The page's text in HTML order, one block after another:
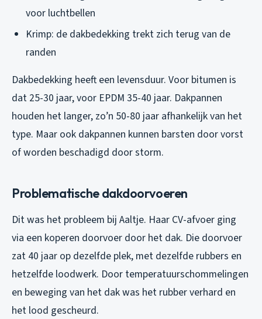
voor luchtbellen
Krimp: de dakbedekking trekt zich terug van de
randen
Dakbedekking heeft een levensduur. Voor bitumen is
dat 25-30 jaar, voor EPDM 35-40 jaar. Dakpannen
houden het langer, zo’n 50-80 jaar afhankelijk van het
type. Maar ook dakpannen kunnen barsten door vorst
of worden beschadigd door storm.
Problematische dakdoorvoeren
Dit was het probleem bij Aaltje. Haar CV-afvoer ging
via een koperen doorvoer door het dak. Die doorvoer
zat 40 jaar op dezelfde plek, met dezelfde rubbers en
hetzelfde loodwerk. Door temperatuurschommelingen
en beweging van het dak was het rubber verhard en
het lood gescheurd.